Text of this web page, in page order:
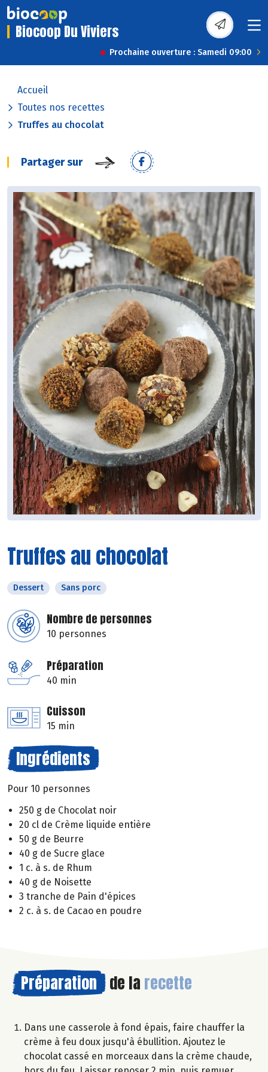
Biocoop Du Viviers
Prochaine ouverture : Samedi 09:00
Accueil
Toutes nos recettes
Truffes au chocolat
Partager sur
Truffes au chocolat
Dessert Sans porc
Nombre de personnes
10 personnes
Préparation
40 min
Cuisson
15 min
Ingrédients
Pour 10 personnes
250 g de Chocolat noir
20 cl de Crème liquide entière
50 g de Beurre
40 g de Sucre glace
1 c. à s. de Rhum
40 g de Noisette
3 tranche de Pain d'épices
2 c. à s. de Cacao en poudre
Préparation de la recette
Dans une casserole à fond épais, faire chauffer la
crème à feu doux jusqu'à ébullition. Ajoutez le
chocolat cassé en morceaux dans la crème chaude,